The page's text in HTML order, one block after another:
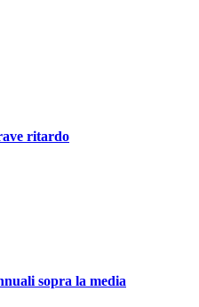
ritardo
sopra la media